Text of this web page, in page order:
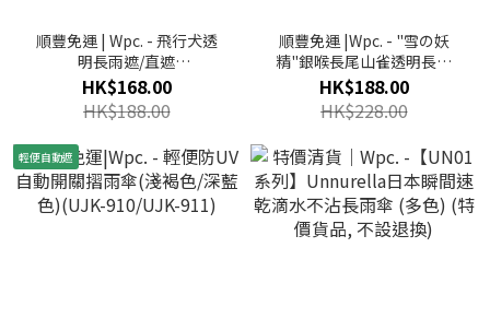
順豐免運 | Wpc. - 飛行犬透
明長雨遮/直遮
【Hikouken】_米色 (PT-
HK01-001OF)
HK$168.00
HK$188.00
順豐免運 |Wpc. - "雪の妖
精"銀喉長尾山雀透明長雨
傘/直遮(PT-SE01-001)
HK$188.00
HK$228.00
輕便自動遮